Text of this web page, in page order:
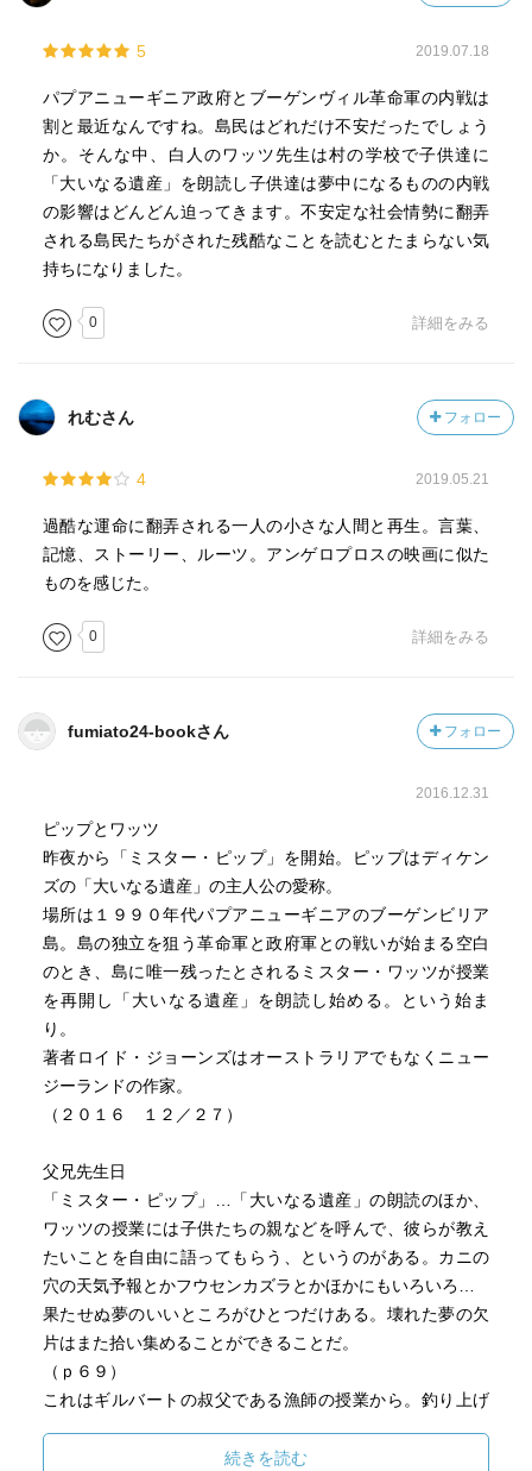
への帰り道をみつける地図としてディケンズのテクストを
読み変える力を示すのである。文学の可能性を力強く提示
5 2019.07.18
パプアニューギニア政府とブーゲンヴィル革命軍の内戦は
割と最近なんですね。島民はどれだけ不安だったでしょう
か。そんな中、白人のワッツ先生は村の学校で子供達に
「大いなる遺産」を朗読し子供達は夢中になるものの内戦
の影響はどんどん迫ってきます。不安定な社会情勢に翻弄
される島民たちがされた残酷なことを読むとたまらない気
持ちになりました。
0 詳細をみる
れむさん フォロー
4 2019.05.21
過酷な運命に翻弄される一人の小さな人間と再生。言葉、
記憶、ストーリー、ルーツ。アンゲロプロスの映画に似た
ものを感じた。
0 詳細をみる
fumiato24-bookさん フォロー
2016.12.31
ピップとワッツ
昨夜から「ミスター・ピップ」を開始。ピップはディケン
ズの「大いなる遺産」の主人公の愛称。
場所は１９９０年代パプアニューギニアのブーゲンビリア
島。島の独立を狙う革命軍と政府軍との戦いが始まる空白
のとき、島に唯一残ったとされるミスター・ワッツが授業
を再開し「大いなる遺産」を朗読し始める。という始ま
り。
著者ロイド・ジョーンズはオーストラリアでもなくニュー
ジーランドの作家。
（２０１６ １２／２７）
父兄先生日
「ミスター・ピップ」…「大いなる遺産」の朗読のほか、
ワッツの授業には子供たちの親などを呼んで、彼らが教え
たいことを自由に語ってもらう、というのがある。カニの
穴の天気予報とかフウセンカズラとかほかにもいろいろ…
果たせぬ夢のいいところがひとつだけある。壊れた夢の欠
片はまた拾い集めることができることだ。
（ｐ６９）
これはギルバートの叔父である漁師の授業から。釣り上げ
続きを読む